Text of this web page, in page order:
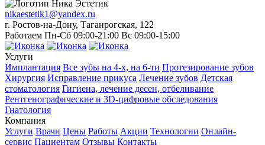
nikaestetik1@yandex.ru
г. Ростов-на-Дону, Таганрогская, 122
Работаем Пн-Сб 09:00-21:00 Вс 09:00-15:00
Услуги
Имплантация Все зубы на 4-х, на 6-ти Протезирование зубов
Хирургия Исправление прикуса Лечение зубов Детская
стоматология Гигиена, лечение десен, отбеливание
Рентгенографические и 3D-цифровые обследования
Гнатология
Компания
Услуги Врачи Цены Работы Акции Технологии Онлайн-
сервис Пациентам Отзывы Контакты